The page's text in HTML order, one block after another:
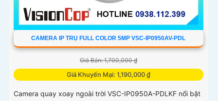
CAMERA IP TRỤ FULL COLOR 5MP VSC-IP0950AV-PDL
Giá Bán: 1,700,000 ₫
Giá Khuyến Mại: 1,190,000 ₫
Camera quay xoay ngoài trời VSC-IP0950A-PDLKF nổi bật